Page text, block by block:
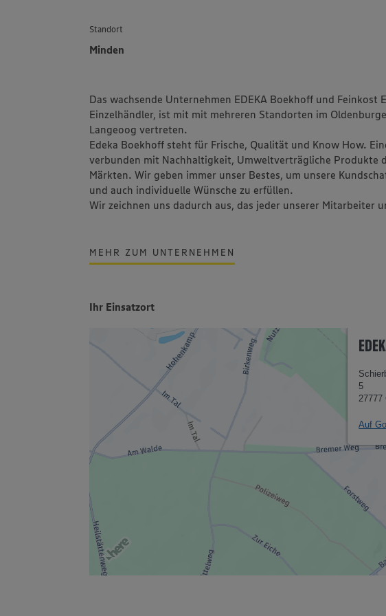
Standort
Minden
Das wachsende Unternehmen EDEKA Boekhoff und Feinkost
Einzelhändler, ist mit mit mehreren Standorten im
Langeoog vertreten.
Edeka Boekhoff steht für Frische, Qualität und Know How.
verbunden mit Nachhaltigkeit, Umweltverträgliche Produkte
Märkten. Wir geben immer unser Bestes, um unsere
und auch individuelle Wünsche zu erfüllen.
Wir zeichnen uns dadurch aus, das jeder unserer Mitarbeiter
MEHR ZUM UNTERNEHMEN
Ihr Einsatzort
5
27777
Auf